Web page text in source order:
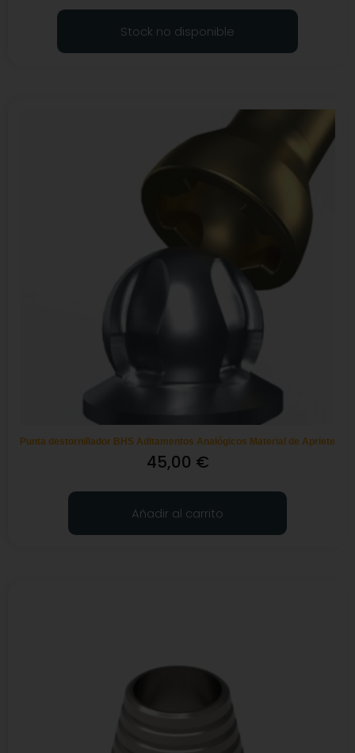
Stock no disponible
Punta destornillador BHS Aditamentos Analógicos Material de Apriete
45,00 €
Añadir al carrito